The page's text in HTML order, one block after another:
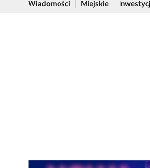
Wiadomości Miejskie